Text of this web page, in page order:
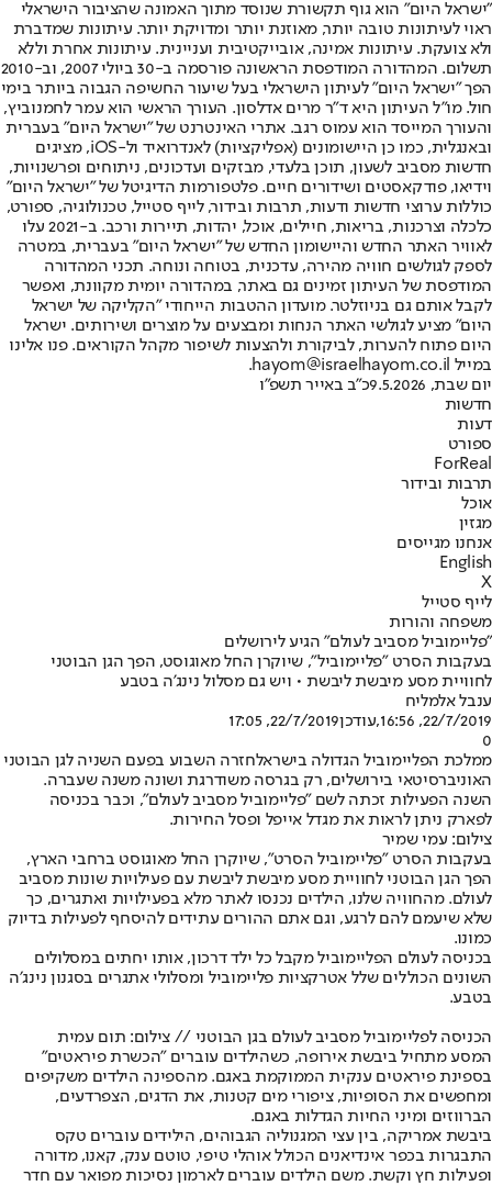
"ישראל היום" הוא גוף תקשורת שנוסד מתוך האמונה שהציבור הישראלי
ראוי לעיתונות טובה יותר, מאוזנת יותר ומדויקת יותר. עיתונות שמדברת
ולא צועקת. עיתונות אמינה, אובייקטיבית ועניינית. עיתונות אחרת וללא
תשלום. המהדורה המודפסת הראשונה פורסמה ב-30 ביולי 2007, וב-2010
הפך "ישראל היום" לעיתון הישראלי בעל שיעור החשיפה הגבוה ביותר בימי
חול. מו"ל העיתון היא ד"ר מרים אדלסון. העורך הראשי הוא עמר לחמנוביץ,
והעורך המייסד הוא עמוס רגב. אתרי האינטרנט של "ישראל היום" בעברית
ובאנגלית, כמו כן היישומונים (אפליקציות) לאנדרואיד ול-iOS, מציגים
חדשות מסביב לשעון, תוכן בלעדי, מבזקים ועדכונים, ניתוחים ופרשנויות,
וידיאו, פודקאסטים ושידורים חיים. פלטפורמות הדיגיטל של "ישראל היום"
כוללות ערוצי חדשות ודעות, תרבות ובידור, לייף סטייל, טכנולוגיה, ספורט,
כלכלה וצרכנות, בריאות, חיילים, אוכל, יהדות, תיירות ורכב. ב-2021 עלו
לאוויר האתר החדש והיישומון החדש של "ישראל היום" בעברית, במטרה
לספק לגולשים חוויה מהירה, עדכנית, בטוחה ונוחה. תכני המהדורה
המודפסת של העיתון זמינים גם באתר, במהדורה יומית מקוונת, ואפשר
לקבל אותם גם בניוזלטר. מועדון ההטבות הייחודי "הקליקה של ישראל
היום" מציע לגולשי האתר הנחות ומבצעים על מוצרים ושירותים. ישראל
היום פתוח להערות, לביקורת ולהצעות לשיפור מקהל הקוראים. פנו אלינו
במייל hayom@israelhayom.co.il.
יום שבת, 9.5.2026
כ"ב באייר תשפ"ו
חדשות
דעות
ספורט
ForReal
תרבות ובידור
אוכל
מגזין
אנחנו מגייסים
English
X
לייף סטייל
משפחה והורות
"פליימוביל מסביב לעולם" הגיע לירושלים
בעקבות הסרט "פליימוביל", שיוקרן החל מאוגוסט, הפך הגן הבוטני
לחוויית מסע מיבשת ליבשת • ויש גם מסלול נינג'ה בטבע
ענבל אלמליח
22/7/2019, 16:56
,עודכן22/7/2019, 17:05
0
ממלכת הפליימוביל הגדולה בישראלחזרה השבוע בפעם השניה לגן הבוטני
האוניברסיטאי בירושלים, רק בגרסה משודרגת ושונה משנה שעברה.
השנה הפעילות זכתה לשם "פליימוביל מסביב לעולם", וכבר בכניסה
לפארק ניתן לראות את מגדל אייפל ופסל החירות.
צילום: עמי שמיר
בעקבות הסרט "פליימוביל הסרט", שיוקרן החל מאוגוסט ברחבי הארץ,
הפך הגן הבוטני לחוויית מסע מיבשת ליבשת עם פעילויות שונות מסביב
לעולם. מהחוויה שלנו, הילדים נכנסו לאתר מלא בפעילויות ואתגרים, כך
שלא שיעמם להם לרגע, וגם אתם ההורים עתידים להיסחף לפעילות בדיוק
כמונו.
בכניסה לעולם הפליימוביל מקבל כל ילד דרכון, אותו יחתים במסלולים
השונים הכוללים שלל אטרקציות פליימוביל ומסלולי אתגרים בסגנון נינג׳ה
בטבע.
הכניסה לפליימוביל מסביב לעולם בגן הבוטני // צילום: תום עמית
המסע מתחיל ביבשת אירופה, כשהילדים עוברים "הכשרת פיראטים"
בספינת פיראטים ענקית הממוקמת באגם. מהספינה הילדים משקיפים
ומחפשים את הסופיות, ציפורי מים קטנות, את הדגים, הצפרדעים,
הברווזים ומיני החיות הגדלות באגם.
ביבשת אמריקה, בין עצי המגנוליה הגבוהים, הילידים עוברים טקס
התבגרות בכפר אינדיאנים הכולל אוהלי טיפי, טוטם ענק, קאנו, מדורה
ופעילות חץ וקשת. משם הילדים עוברים לארמון נסיכות מפואר עם חדר